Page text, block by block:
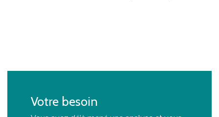
Votre besoin